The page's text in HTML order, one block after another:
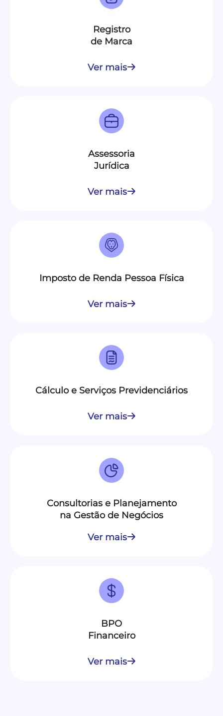
Registro
de Marca
Ver mais
Assessoria
Jurídica
Ver mais
Imposto de Renda Pessoa Física
Ver mais
Cálculo e Serviços Previdenciários
Ver mais
Consultorias e Planejamento
na Gestão de Negócios
Ver mais
BPO
Financeiro
Ver mais